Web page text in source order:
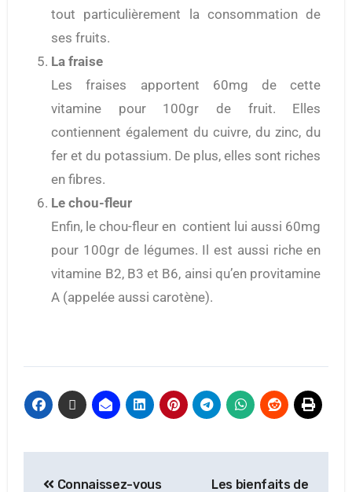
tout particulièrement la consommation de
ses fruits.
La fraise
Les fraises apportent 60mg de cette
vitamine pour 100gr de fruit. Elles
contiennent également du cuivre, du zinc, du
fer et du potassium. De plus, elles sont riches
en fibres.
Le chou-fleur
Enfin, le chou-fleur en contient lui aussi 60mg
pour 100gr de légumes. Il est aussi riche en
vitamine B2, B3 et B6, ainsi qu’en provitamine
A (appelée aussi carotène).
Connaissez-vous Les bienfaits de